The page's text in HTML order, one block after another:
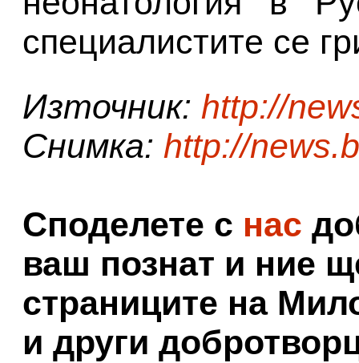
специалистите се
Източник: http://
Снимка: http://
Споделете с нас
ваш познат и ние
страниците на
и други